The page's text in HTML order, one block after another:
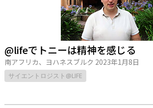
@lifeでトニーは精神を感じる
南アフリカ、ヨハネスブルク 2023年1月8日
サイエントロジスト@LIFE